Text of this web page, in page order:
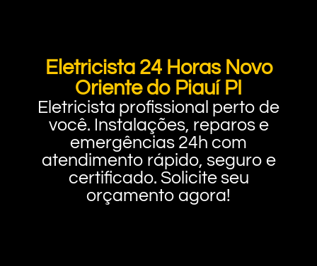
Eletricista 24 Horas Novo
Oriente do Piauí PI
Eletricista profissional perto de
você. Instalações, reparos e
emergências 24h com
atendimento rápido, seguro e
certificado. Solicite seu
orçamento agora!